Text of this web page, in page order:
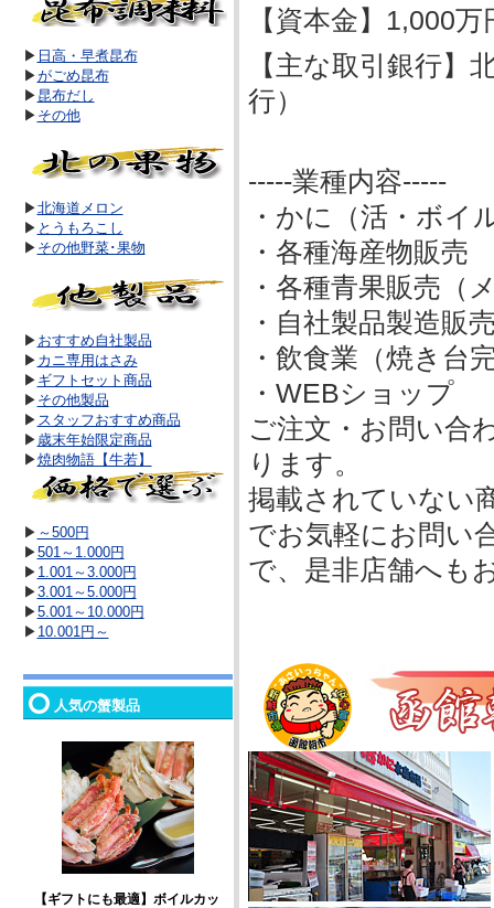
▶ 日高・早煮昆布
▶がごめ昆布
▶ 昆布だし
▶ その他
▶北海道メロン
▶ とうもろこし
▶ その他野菜･果物
▶ おすすめ自社製品
▶ カニ専用はさみ
▶ ギフトセット商品
▶ その他製品
▶ スタッフおすすめ商品
▶ 歳末年始限定商品
▶焼肉物語【牛若】
▶ ～500円
▶501～1.000円
▶ 1.001～3.000円
▶3.001～5.000円
▶5.001～10.000円
▶ 10.001円～
人気の蟹製品
【ギフトにも最適】ボイルカッ
【資本金】1,000万
【主な取引銀行】
行）
-----業種内容-----
・かに（活・ボイ
・各種海産物販売
・各種青果販売（
・自社製品製造販
・飲食業（焼き台
・WEBショップ
ご注文・お問い合
ります。
掲載されていない
でお気軽にお問い
で、是非店舗へも